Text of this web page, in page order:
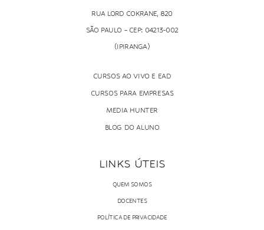
RUA LORD COKRANE, 820
SÃO PAULO – CEP: 04213-002
(IPIRANGA)
CURSOS AO VIVO E EAD
CURSOS PARA EMPRESAS
MEDIA HUNTER
BLOG DO ALUNO
LINKS ÚTEIS
QUEM SOMOS
DOCENTES
POLÍTICA DE PRIVACIDADE